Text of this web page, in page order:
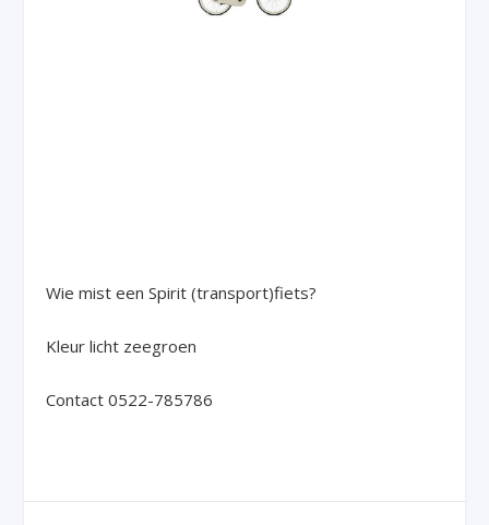
Wie mist een Spirit (transport)fiets?
Kleur licht zeegroen
Contact 0522-785786